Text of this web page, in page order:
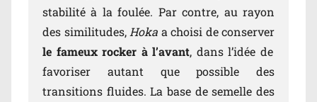
stabilité à la foulée. Par contre, au rayon
des similitudes, Hoka a choisi de conserver
le fameux rocker à l’avant, dans l’idée de
favoriser autant que possible des
transitions fluides. La base de semelle des